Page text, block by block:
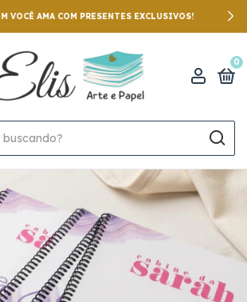
AMA COM PRESENTES EXCLUSIVOS!
0